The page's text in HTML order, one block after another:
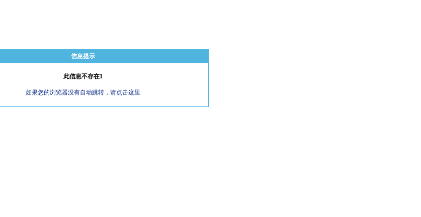
信息提示
此信息不存在1
如果您的浏览器没有自动跳转，请点击这里